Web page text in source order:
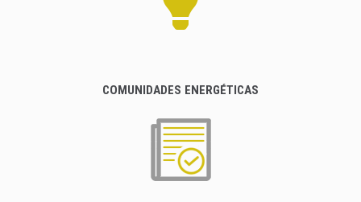
COMUNIDADES ENERGÉTICAS